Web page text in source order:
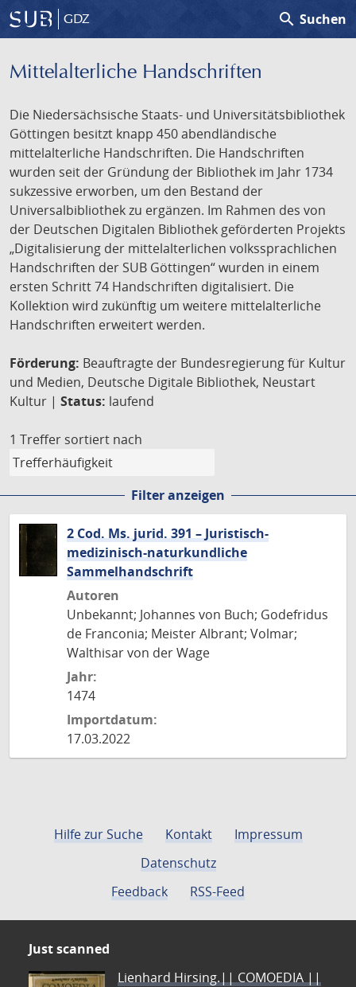
GDZ search Suchen
Mittelalterliche Handschriften
Die Niedersächsische Staats- und Universitätsbibliothek
Göttingen besitzt knapp 450 abendländische
mittelalterliche Handschriften. Die Handschriften
wurden seit der Gründung der Bibliothek im Jahr 1734
sukzessive erworben, um den Bestand der
Universalbibliothek zu ergänzen. Im Rahmen des von
der Deutschen Digitalen Bibliothek geförderten Projekts
„Digitalisierung der mittelalterlichen volkssprachlichen
Handschriften der SUB Göttingen“ wurden in einem
ersten Schritt 74 Handschriften digitalisiert. Die
Kollektion wird zukünftig um weitere mittelalterliche
Handschriften erweitert werden.
Förderung: Beauftragte der Bundesregierung für Kultur
und Medien, Deutsche Digitale Bibliothek, Neustart
Kultur | Status: laufend
1 Treffer sortiert nach
Filter anzeigen
2 Cod. Ms. jurid. 391 – Juristisch-
medizinisch-naturkundliche
Sammelhandschrift
Autoren
Unbekannt; Johannes von Buch; Godefridus
de Franconia; Meister Albrant; Volmar;
Walthisar von der Wage
Jahr:
1474
Importdatum:
17.03.2022
Hilfe zur Suche Kontakt
Impressum
Datenschutz
Feedback
RSS-Feed
Just scanned
Lienhard Hirsing.|| COMOEDIA ||